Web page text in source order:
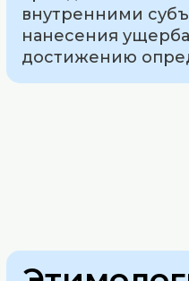
внутренними
нанесения
достижению